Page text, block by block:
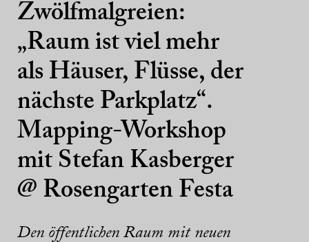
Zwölfmalgreien:
„Raum ist viel mehr
als Häuser, Flüsse, der
nächste Parkplatz“.
Mapping-Workshop
mit Stefan Kasberger
@ Rosengarten Festa
Den öffentlichen Raum mit neuen